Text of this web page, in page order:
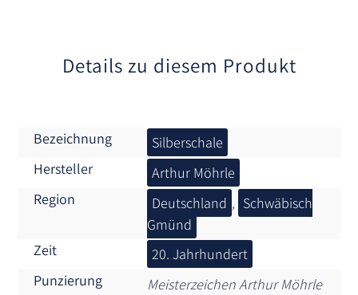
Details zu diesem Produkt
Bezeichnung
Silberschale
Hersteller
Arthur Möhrle
Region
Deutschland , Schwäbisch
Gmünd
Zeit
20. Jahrhundert
Punzierung
Meisterzeichen Arthur Möhrle